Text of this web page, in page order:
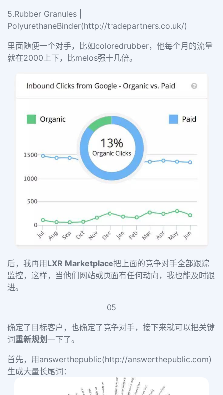
5.Rubber Granules |
PolyurethaneBinder(http://tradepartners.co.uk/)
里面随便一个对手，比如coloredrubber，他每个月的流量
就在2000上下，比melos强十几倍。
后，我再用LXR Marketplace把上面的竞争对手全部跟踪
监控，这样，当他们网站或页面有任何动向，我也能及时跟
进。
05
确定了目标客户，也确定了竞争对手，接下来就可以把关键
词重新规划 一下了。
首先，用answerthepublic(http://answerthepublic.com)
生成大量长尾词：